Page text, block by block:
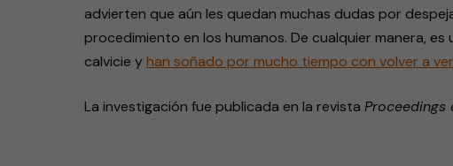
advierten que aún les quedan muchas dudas por
procedimiento en los humanos. De cualquier manera,
calvicie yhan soñado por mucho tiempo con volver a
La investigación fue publicada en la revista Proceedings